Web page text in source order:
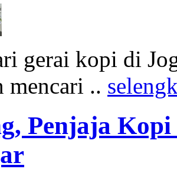
gerai kopi di
mencari ..
Penjaja